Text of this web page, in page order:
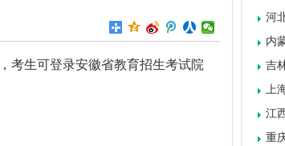
生可登录安徽省教育招生考试院
河
内
吉
上
江
重